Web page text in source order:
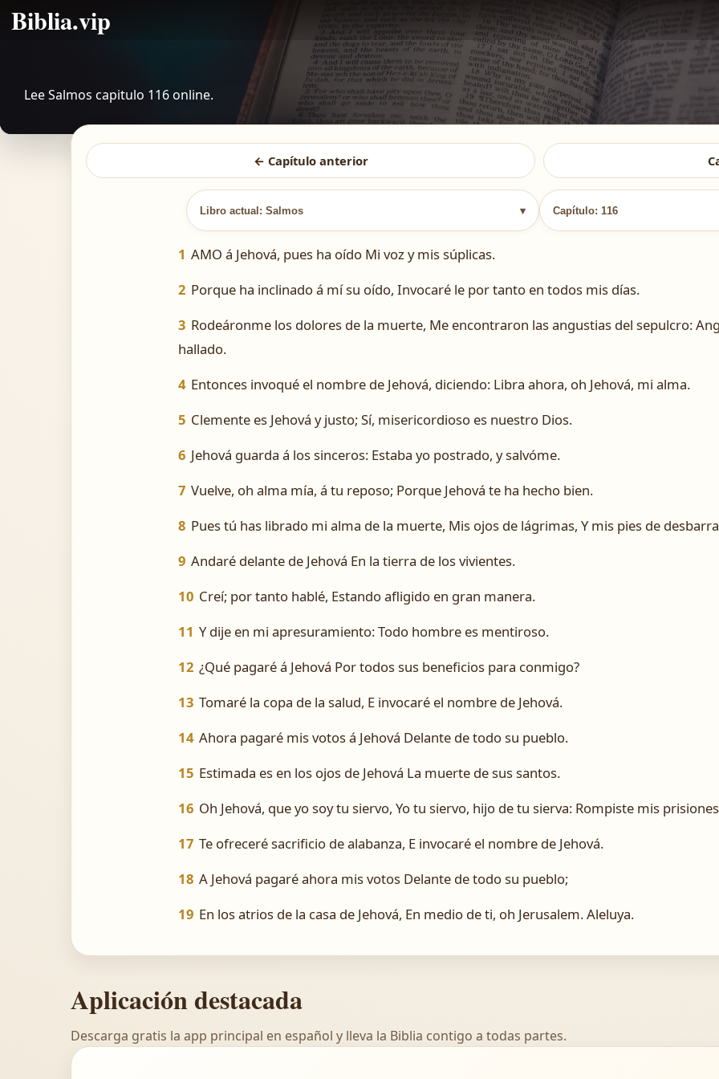
Biblia.vip
Lee Salmos capitulo 116 online.
← Capítulo anterior
Libro actual: Salmos ▾ Capítulo: 116
1 AMO á Jehová, pues ha oído Mi voz y mis súplicas.
2 Porque ha inclinado á mí su oído, Invocaré le por tanto en todos mis días.
3 Rodeáronme los dolores de la muerte, Me encontraron las angustias del sepulcro:
hallado.
4 Entonces invoqué el nombre de Jehová, diciendo: Libra ahora, oh Jehová, mi alma.
5 Clemente es Jehová y justo; Sí, misericordioso es nuestro Dios.
6 Jehová guarda á los sinceros: Estaba yo postrado, y salvóme.
7 Vuelve, oh alma mía, á tu reposo; Porque Jehová te ha hecho bien.
8 Pues tú has librado mi alma de la muerte, Mis ojos de lágrimas, Y mis pies de
9 Andaré delante de Jehová En la tierra de los vivientes.
10 Creí; por tanto hablé, Estando afligido en gran manera.
11 Y dije en mi apresuramiento: Todo hombre es mentiroso.
12 ¿Qué pagaré á Jehová Por todos sus beneficios para conmigo?
13 Tomaré la copa de la salud, E invocaré el nombre de Jehová.
14 Ahora pagaré mis votos á Jehová Delante de todo su pueblo.
15 Estimada es en los ojos de Jehová La muerte de sus santos.
16 Oh Jehová, que yo soy tu siervo, Yo tu siervo, hijo de tu sierva: Rompiste mis
17 Te ofreceré sacrificio de alabanza, E invocaré el nombre de Jehová.
18 A Jehová pagaré ahora mis votos Delante de todo su pueblo;
19 En los atrios de la casa de Jehová, En medio de ti, oh Jerusalem. Aleluya.
Aplicación destacada
Descarga gratis la app principal en español y lleva la Biblia contigo a todas partes.